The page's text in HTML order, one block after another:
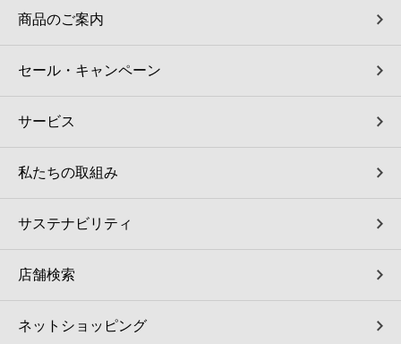
荷物預かりサービス「ecbocloakエクボクローク」（店舗限定）
パウダースペース ラブン（店舗限定）
ソフトバンクギフト
商品のご案内
セール・キャンペーン
サービス
私たちの取組み
サステナビリティ
店舗検索
ネットショッピング